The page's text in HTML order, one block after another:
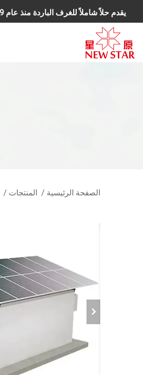
يقدم حلاً شاملاً للغرف الباردة منذ عام 1999 - اتصل بنا الآن:
الصفحة الرئيسية / المنتجات /